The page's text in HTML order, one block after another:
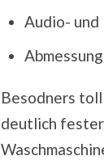
Audio- und
Besodners
deutlich